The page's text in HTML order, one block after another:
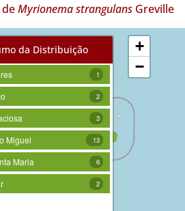
deMyrionema strangulans Greville
da Distribuição
1
2
3
Miguel 13
Maria 6
2
+
−